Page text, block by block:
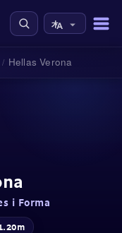
/ Hellas Verona
i Forma